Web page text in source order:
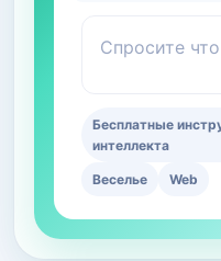
Спросите
Бесплатные
интеллекта
Веселье Web